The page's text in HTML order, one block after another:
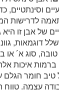
וסינתטיים,
לדרישות
של אבן זו
דוגמאות,
סוג א´ או
ברמות איכות
טיב חומר הגלם
עצמה. טווח